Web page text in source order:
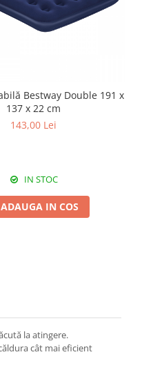
Bestway Double 191 x
137 x 22 cm
143,00 Lei
IN STOC
ADAUGA IN COS
la atingere.
cât mai eficient